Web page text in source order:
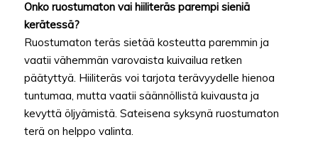
Onko ruostumaton vai hiiliteräs parempi sieniä
kerätessä?
Ruostumaton teräs sietää kosteutta paremmin ja
vaatii vähemmän varovaista kuivailua retken
päätyttyä. Hiiliteräs voi tarjota terävyydelle hienoa
tuntumaa, mutta vaatii säännöllistä kuivausta ja
kevyttä öljyämistä. Sateisena syksynä ruostumaton
terä on helppo valinta.